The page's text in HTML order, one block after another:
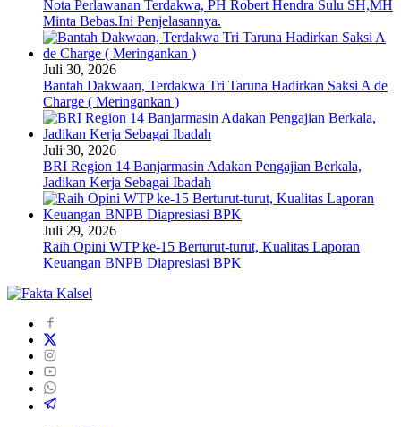
Nota Perlawanan Terdakwa, PH Robert Hendra Sulu SH,MH
Minta Bebas.Ini Penjelasannya.
Juli 30, 2026
Bantah Dakwaan, Terdakwa Tri Taruna Hadirkan Saksi A de
Charge ( Meringankan )
Juli 30, 2026
BRI Region 14 Banjarmasin Adakan Pengajian Berkala,
Jadikan Kerja Sebagai Ibadah
Juli 29, 2026
Raih Opini WTP ke-15 Berturut-turut, Kualitas Laporan
Keuangan BNPB Diapresiasi BPK